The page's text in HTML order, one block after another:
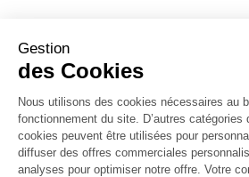
Código de ética
PAIA Manual